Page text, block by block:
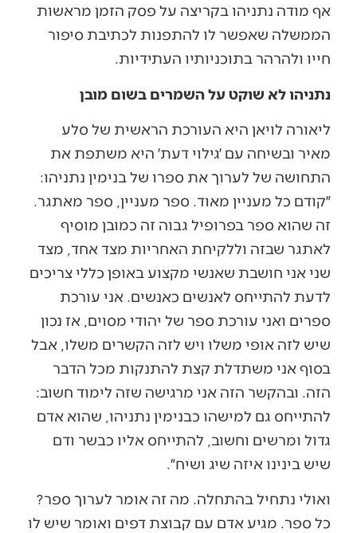
אף מודה נתניהו בקריצה על פסק הזמן מראשות
הממשלה שאפשר לו להתפנות לכתיבת סיפור
חייו ולהרהר בתוכניותיו העתידיות.
נתניהו לא שוקט על השמרים בשום מובן
ליאורה לויאן היא העורכת הראשית של סלע
מאיר ובשיחה עם ׳גילוי דעת׳ היא משתפת את
התחושה של לערוך את ספרו של בנימין נתניהו:
״קודם כל מעניין מאוד. ספר מעניין, ספר מאתגר.
זה שהוא ספר בפרופיל גבוה זה כמובן מוסיף
לאתגר שבזה וללקיחת האחריות מצד אחד, מצד
שני אני חושבת שאנשי מקצוע באופן כללי צריכים
לדעת להתייחס לאנשים כאנשים. אני עורכת
ספרים ואני עורכת ספר של יהודי מסוים, אז נכון
שיש לזה אופי משלו ויש לזה הקשרים משלו, אבל
בסוף אני משתדלת קצת להתנקות מכל הדבר
הזה. ובהקשר הזה אני מרגישה שזה לימוד חשוב:
להתייחס גם למישהו כבנימין נתניהו, שהוא אדם
גדול ומרשים וחשוב, להתייחס אליו כבשר ודם
שיש בינינו איזה שיג ושיח״.
ואולי נתחיל בהתחלה. מה זה אומר לערוך ספר?
כל ספר. מגיע אדם עם קבוצת דפים ואומר שיש לו